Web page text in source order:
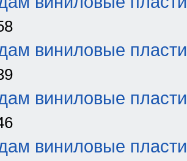
виниловые
виниловые
виниловые